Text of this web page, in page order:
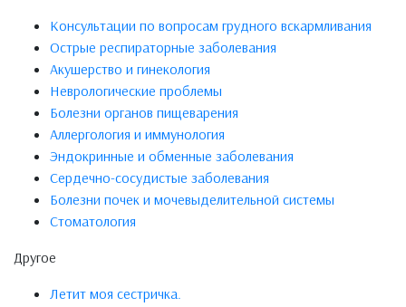
Консультации по вопросам грудного вскармливания
Острые респираторные заболевания
Акушерство и гинекология
Неврологические проблемы
Болезни органов пищеварения
Аллергология и иммунология
Эндокринные и обменные заболевания
Сердечно-сосудистые заболевания
Болезни почек и мочевыделительной системы
Стоматология
Другое
Летит моя сестричка.